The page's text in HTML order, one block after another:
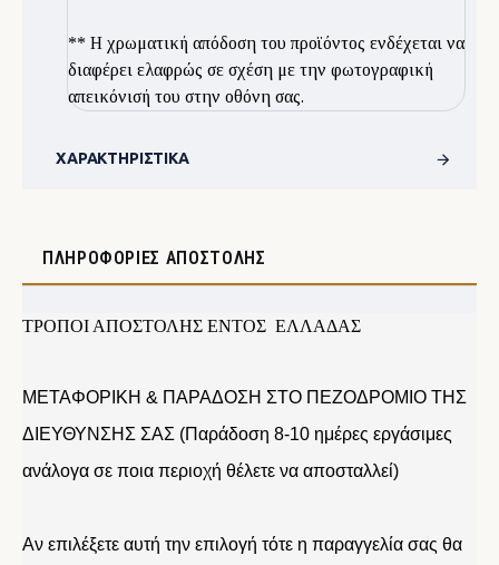
** Η χρωματική απόδοση του προϊόντος ενδέχεται να
διαφέρει ελαφρώς σε σχέση με την φωτογραφική
απεικόνισή του στην οθόνη σας.
ΧΑΡΑΚΤΗΡΙΣΤΙΚΆ
ΠΛΗΡΟΦΟΡΊΕΣ ΑΠΟΣΤΟΛΉΣ
ΤΡΟΠΟΙ ΑΠΟΣΤΟΛΗΣ ΕΝΤΟΣ ΕΛΛΑΔΑΣ
ΜΕΤΑΦΟΡΙΚΗ & ΠΑΡΑΔΟΣΗ ΣΤΟ ΠΕΖΟΔΡΟΜΙΟ ΤΗΣ
ΔΙΕΥΘΥΝΣΗΣ ΣΑΣ (Παράδοση 8-10 ημέρες εργάσιμες
ανάλογα σε ποια περιοχή θέλετε να αποσταλλεί)
Αν επιλέξετε αυτή την επιλογή τότε η παραγγελία σας θα